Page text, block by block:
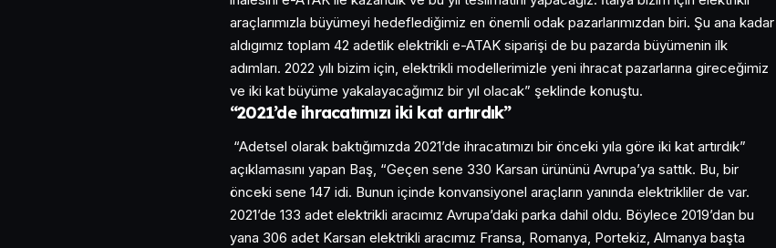
araçlarımızla büyümeyi hedeflediğimiz en önemli odak pazarlarımızdan biri. Şu ana kadar
aldıgımız toplam 42 adetlik elektrikli e-ATAK siparişi de bu pazarda büyümenin ilk
adımları. 2022 yılı bizim için, elektrikli modellerimizle yeni ihracat pazarlarına gireceğimiz
ve iki kat büyüme yakalayacağımız bir yıl olacak” şeklinde konuştu.
“2021’de ihracatımızı iki kat artırdık”
“Adetsel olarak baktığımızda 2021’de ihracatımızı bir önceki yıla göre iki kat artırdık”
açıklamasını yapan Baş, “Geçen sene 330 Karsan ürününü Avrupa’ya sattık. Bu, bir
önceki sene 147 idi. Bunun içinde konvansiyonel araçların yanında elektrikliler de var.
2021’de 133 adet elektrikli aracımız Avrupa’daki parka dahil oldu. Böylece 2019’dan bu
yana 306 adet Karsan elektrikli aracımız Fransa, Romanya, Portekiz, Almanya başta